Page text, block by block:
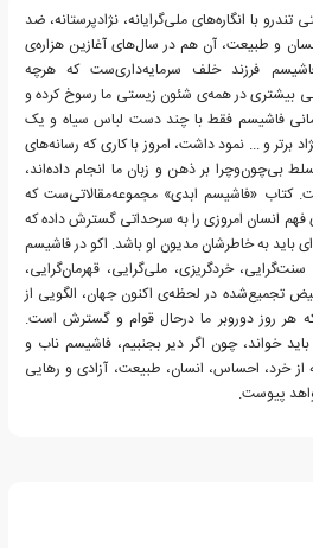
با انگاره‌های ملی‌گرایانه، نژادپرستانه، ضد
و طبیعت، آن هم در سال‌های آغازین هزاره‌ی
فرزند خلف سرمایه‌داری‌ست که هرچه
لجام‌گسیخته‌تر می‌شود، با پیچیدگی بیشتری در همه‌‎ی شئون زیستی ما رسوخ کرده و
فاشیسم فقط با چند دست لباس سیاه و یک
برتر و ... نمود داشت، امروز با کاری که رسانه‌های
بی‌چون‌وچرا بر ذهن و زبان ما انجام داده‌اند،
کتاب «فاشیسم ابدی» مجموعه‌مقالاتی‌ست که
فهم انسان امروزی را به سرحداتی گسترش داده که
باید به خاطرشان مدیون او باشد. اکو در فاشیسم
خردگریزی، ملی‌گرایی، قهرمان‌گرایی،
تجمیع‌شده در لحظه‌ی اکنون جهان، الگویی از
هر روز دوروبر ما درحال قوام و گسترش است.
خواند، چون اگر دیر بجنبیم، فاشیسم ناب و
از خرد، احساس، انسان، طبیعت، آزادی و رهایی
پیوست.